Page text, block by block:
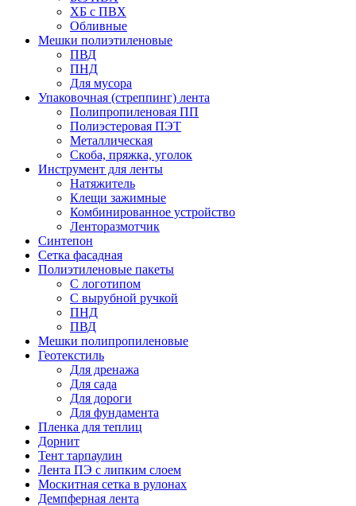
ХБ с ПВХ
Обливные
Мешки полиэтиленовые
ПВД
ПНД
Для мусора
Упаковочная (стреппинг) лента
Полипропиленовая ПП
Полиэстеровая ПЭТ
Металлическая
Скоба, пряжка, уголок
Инструмент для ленты
Натяжитель
Клещи зажимные
Комбинированное устройство
Ленторазмотчик
Синтепон
Сетка фасадная
Полиэтиленовые пакеты
С логотипом
С вырубной ручкой
ПНД
ПВД
Мешки полипропиленовые
Геотекстиль
Для дренажа
Для сада
Для дороги
Для фундамента
Пленка для теплиц
Дорнит
Тент тарпаулин
Лента ПЭ с липким слоем
Москитная сетка в рулонах
Демпферная лента